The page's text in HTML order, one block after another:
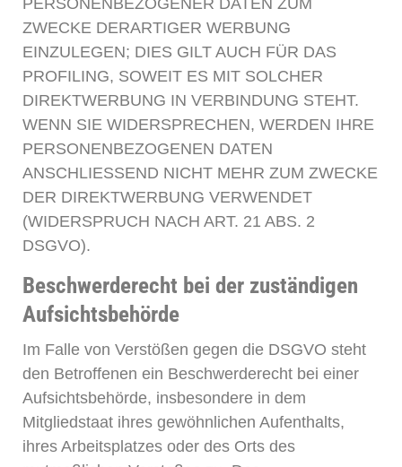
PERSONENBEZOGENER DATEN ZUM
ZWECKE DERARTIGER WERBUNG
EINZULEGEN; DIES GILT AUCH FÜR DAS
PROFILING, SOWEIT ES MIT SOLCHER
DIREKTWERBUNG IN VERBINDUNG STEHT.
WENN SIE WIDERSPRECHEN, WERDEN IHRE
PERSONENBEZOGENEN DATEN
ANSCHLIESSEND NICHT MEHR ZUM ZWECKE
DER DIREKTWERBUNG VERWENDET
(WIDERSPRUCH NACH ART. 21 ABS. 2
DSGVO).
Beschwerderecht bei der zuständigen
Aufsichtsbehörde
Im Falle von Verstößen gegen die DSGVO steht
den Betroffenen ein Beschwerderecht bei einer
Aufsichtsbehörde, insbesondere in dem
Mitgliedstaat ihres gewöhnlichen Aufenthalts,
ihres Arbeitsplatzes oder des Orts des